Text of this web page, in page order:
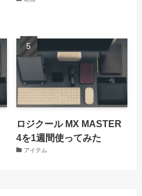
ロジクール MX MASTER
4を1週間使ってみた
アイテム